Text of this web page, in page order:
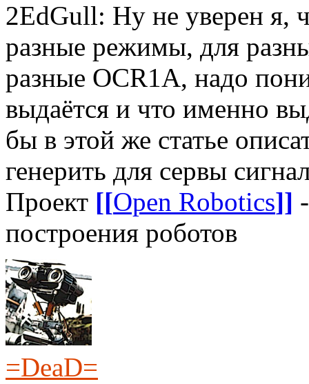
2EdGull: Ну не уверен я,
разные режимы, для
разные OCR1A, надо
выдаётся и что именно
бы в этой же статье
генерить для сервы
Проект [[Open Robotics]]
построения роботов
=DeaD=